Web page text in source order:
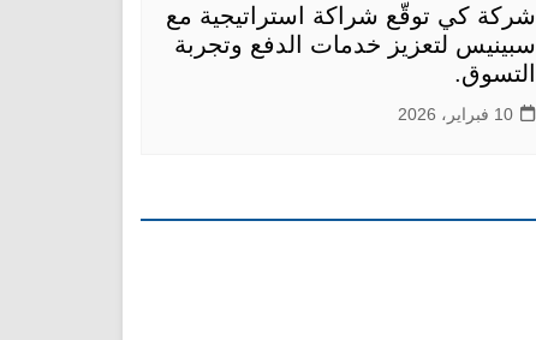
شركة كي توقّع شراكة استراتيجية مع
سبينيس لتعزيز خدمات الدفع وتجربة
التسوق.
10 فبراير، 2026